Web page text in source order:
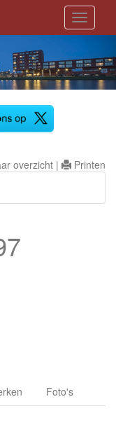
Toggle
overzicht |
Printen
Foto's